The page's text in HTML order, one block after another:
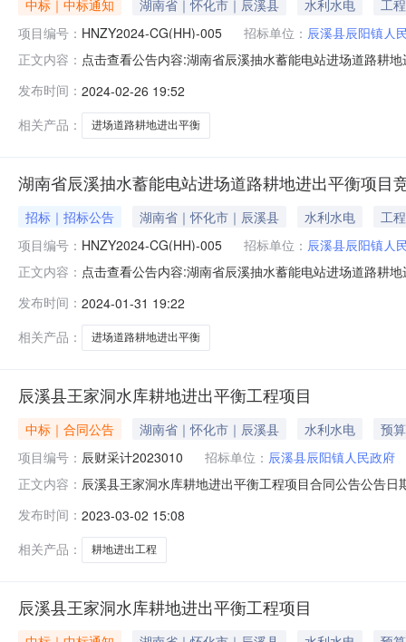
中标｜中标通知 湖南省｜怀化市｜辰溪县 水利水电
工程
项目编号： HNZY2024-CG(HH)-005 招标单位： 辰溪县辰阳镇人
正文内容： 点击查看公告内容:湖南省辰溪抽水蓄能电站进场道路耕
万元二、其他：详见公告附件三、监督部门本招标项目
邮件
发布时间： 2024-02-26 19:52
相关产品：
进场道路耕地进出平衡
湖南省辰溪抽水蓄能电站进场道路耕地进出平衡项目
招标｜招标公告 湖南省｜怀化市｜辰溪县 水利水电
工程
项目编号： HNZY2024-CG(HH)-005 招标单位： 辰溪县辰阳镇人
正文内容： 点击查看公告内容:湖南省辰溪抽水蓄能电站进场道路耕
来源为自筹资金203.49万元，招标人为辰溪县辰阳镇人
分为1个标段，本次招
发布时间： 2024-01-31 19:22
相关产品：
进场道路耕地进出平衡
辰溪县王家洞水库耕地进出平衡工程项目
中标｜合同公告 湖南省｜怀化市｜辰溪县 水利水电
预
项目编号： 辰财采计2023010 招标单位： 辰溪县辰阳镇人民政府
正文内容： 辰溪县王家洞水库耕地进出平衡工程项目合同公告公告
律、法规、规章，双方签订本合同协议书。一、项目信
项目3、采购计划编号：辰财采计20
发布时间： 2023-03-02 15:08
相关产品：
耕地进出工程
辰溪县王家洞水库耕地进出平衡工程项目